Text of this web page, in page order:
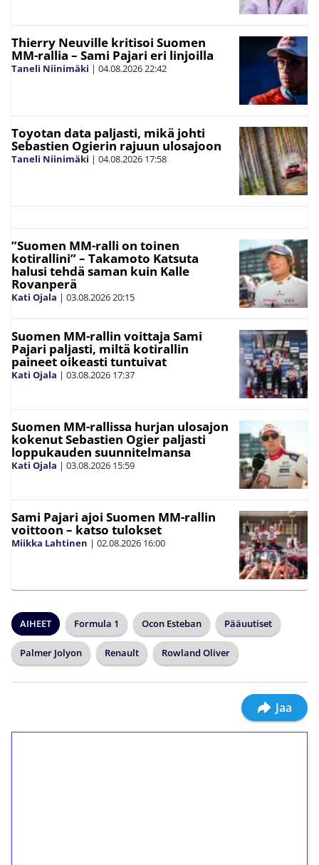
Thierry Neuville kritisoi Suomen
MM-rallia – Sami Pajari eri linjoilla
Taneli Niinimäki | 04.08.202622:42
Toyotan data paljasti, mikä johti
Sebastien Ogierin rajuun ulosajoon
Taneli Niinimäki | 04.08.2026 17:58
”Suomen MM-ralli on toinen
kotirallini” – Takamoto Katsuta
halusi tehdä saman kuin Kalle
Rovanperä
Kati Ojala | 03.08.202620:15
Suomen MM-rallin voittaja Sami
Pajari paljasti, miltä kotirallin
paineet oikeasti tuntuivat
Kati Ojala | 03.08.2026 17:37
Suomen MM-rallissa hurjan ulosajon
kokenut Sebastien Ogier paljasti
loppukauden suunnitelmansa
Kati Ojala | 03.08.2026 15:59
Sami Pajari ajoi Suomen MM-rallin
voittoon – katso tulokset
Miikka Lahtinen | 02.08.2026 16:00
AIHEET Formula 1 Ocon Esteban Pääuutiset
Palmer Jolyon Renault Rowland Oliver
Jaa